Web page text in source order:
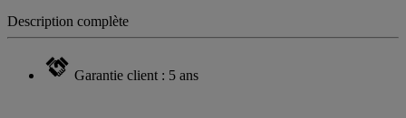
Description complète
Garantie client : 5 ans